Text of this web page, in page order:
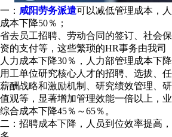
一： 咸阳劳务派遣可以减低管理成本，
成本下降50％；
省去员工招聘、劳动合同的签订、社会
资的支付等，这些繁琐的HR事务由我司
人力成本下降30％，人力部管理成本下
用工单位研究核心人才的招聘、选拔、
薪酬战略和激励机制、研究绩效管理、
值观等，显著增加管理效能一倍以上，业
综合成本下降45％～65％。
二：招聘成本下降，人员到位效率提高